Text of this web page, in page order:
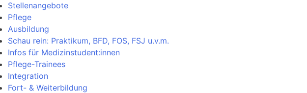
Stellenangebote
Pflege
Ausbildung
Schau rein: Praktikum, BFD, FOS, FSJ u.v.m.
Infos für Medizinstudent:innen
Pflege-Trainees
Integration
Fort- & Weiterbildung